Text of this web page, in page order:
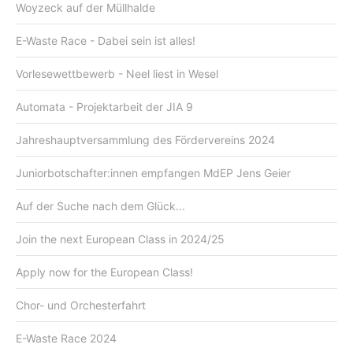
Woyzeck auf der Müllhalde
E-Waste Race - Dabei sein ist alles!
Vorlesewettbewerb - Neel liest in Wesel
Automata - Projektarbeit der JIA 9
Jahreshauptversammlung des Fördervereins 2024
Juniorbotschafter:innen empfangen MdEP Jens Geier
Auf der Suche nach dem Glück...
Join the next European Class in 2024/25
Apply now for the European Class!
Chor- und Orchesterfahrt
E-Waste Race 2024